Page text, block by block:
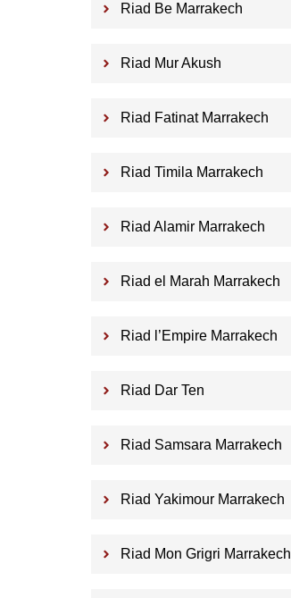
Riad Be Marrakech
Riad Mur Akush
Riad Fatinat Marrakech
Riad Timila Marrakech
Riad Alamir Marrakech
Riad el Marah Marrakech
Riad l’Empire Marrakech
Riad Dar Ten
Riad Samsara Marrakech
Riad Yakimour Marrakech
Riad Mon Grigri Marrakech